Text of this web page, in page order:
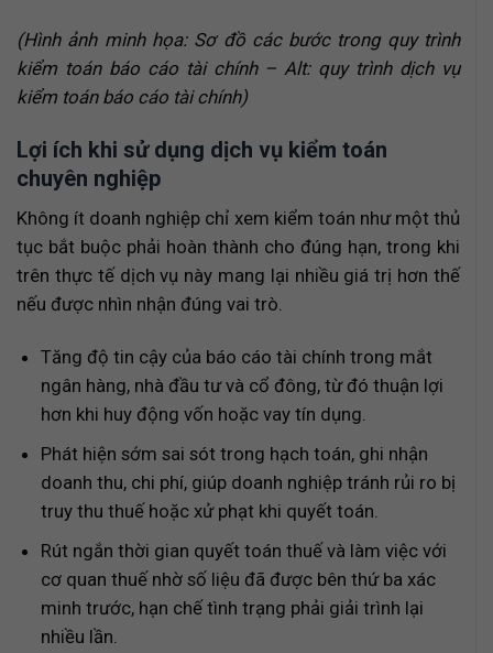
(Hình ảnh minh họa: Sơ đồ các bước trong quy trình
kiểm toán báo cáo tài chính – Alt: quy trình dịch vụ
kiểm toán báo cáo tài chính)
Lợi ích khi sử dụng dịch vụ kiểm toán
chuyên nghiệp
Không ít doanh nghiệp chỉ xem kiểm toán như một thủ
tục bắt buộc phải hoàn thành cho đúng hạn, trong khi
trên thực tế dịch vụ này mang lại nhiều giá trị hơn thế
nếu được nhìn nhận đúng vai trò.
Tăng độ tin cậy của báo cáo tài chính trong mắt
ngân hàng, nhà đầu tư và cổ đông, từ đó thuận lợi
hơn khi huy động vốn hoặc vay tín dụng.
Phát hiện sớm sai sót trong hạch toán, ghi nhận
doanh thu, chi phí, giúp doanh nghiệp tránh rủi ro bị
truy thu thuế hoặc xử phạt khi quyết toán.
Rút ngắn thời gian quyết toán thuế và làm việc với
cơ quan thuế nhờ số liệu đã được bên thứ ba xác
minh trước, hạn chế tình trạng phải giải trình lại
nhiều lần.